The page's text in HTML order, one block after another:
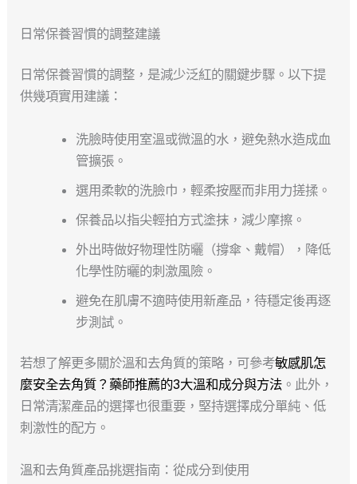
日常保養習慣的調整建議
日常保養習慣的調整，是減少泛紅的關鍵步驟。以下提
供幾項實用建議：
洗臉時使用室溫或微溫的水，避免熱水造成血
管擴張。
選用柔軟的洗臉巾，輕柔按壓而非用力搓揉。
保養品以指尖輕拍方式塗抹，減少摩擦。
外出時做好物理性防曬（撐傘、戴帽），降低
化學性防曬的刺激風險。
避免在肌膚不適時使用新產品，待穩定後再逐
步測試。
若想了解更多關於溫和去角質的策略，可參考敏感肌怎
麼安全去角質？藥師推薦的3大溫和成分與方法 。此外，
日常清潔產品的選擇也很重要，堅持選擇成分單純、低
刺激性的配方。
溫和去角質產品挑選指南：從成分到使用